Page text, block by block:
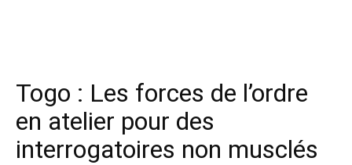
Togo : Les forces de l’ordre
en atelier pour des
interrogatoires non musclés